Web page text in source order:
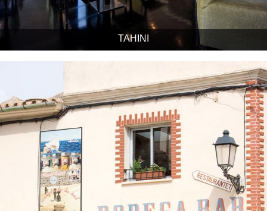
TAHINI